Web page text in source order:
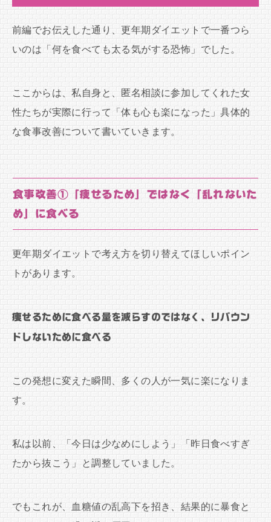
前編でお伝えした通り、更年期ダイエットで一番つら
いのは「何を食べても太る気がする恐怖」でした。
ここからは、私自身と、匿名相談に参加してくれた女
性たちが実際に行って「体も心も楽になった」具体的
な食事改善について書いていきます。
食事改善①「痩せるため」ではなく「乱れないた
め」に食べる
更年期ダイエットで考え方を切り替えてほしいポイン
トがあります。
痩せるために食べる量を減らすのではなく、リバウン
ドしないために食べる
この発想に変えた瞬間、多くの人が一気に楽になりま
す。
私は以前、「今日は少なめにしよう」「昨日食べすぎ
たから抜こう」と調整していました。
でもこれが、血糖値の乱高下を招き、結果的に暴食と